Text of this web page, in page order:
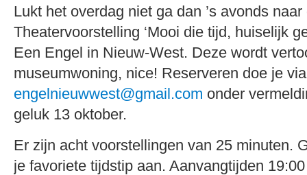
Lukt het overdag niet ga dan ’s avonds naar
Theatervoorstelling ‘Mooi die tijd, huiselijk
Een Engel in Nieuw-West. Deze wordt
museumwoning, nice! Reserveren doe je via
engelnieuwwest@gmail.com onder
geluk 13 oktober.
Er zijn acht voorstellingen van 25 minuten.
je favoriete tijdstip aan. Aanvangtijden